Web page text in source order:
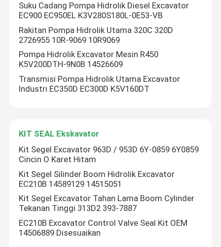
Suku Cadang Pompa Hidrolik Diesel Excavator
EC900 EC950EL K3V280S180L-0E53-VB
Rakitan Pompa Hidrolik Utama 320C 320D
2726955 10R-9069 10R9069
Pompa Hidrolik Excavator Mesin R450
K5V200DTH-9N0B 14526609
Transmisi Pompa Hidrolik Utama Excavator
Industri EC350D EC300D K5V160DT
KIT SEAL Ekskavator
Kit Segel Excavator 963D / 953D 6Y-0859 6Y0859
Cincin O Karet Hitam
Kit Segel Silinder Boom Hidrolik Excavator
EC210B 14589129 14515051
Kit Segel Excavator Tahan Lama Boom Cylinder
Tekanan Tinggi 313D2 393-7887
EC210B Excavator Control Valve Seal Kit OEM
14506889 Disesuaikan